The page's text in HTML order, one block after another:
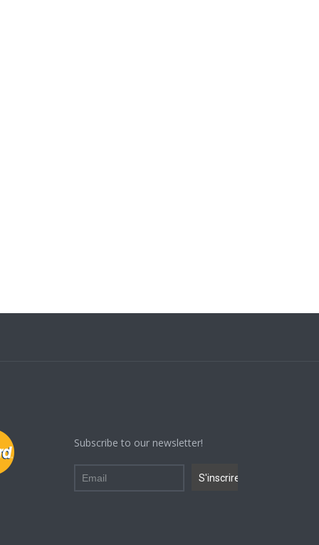
Subscribe to our newsletter!